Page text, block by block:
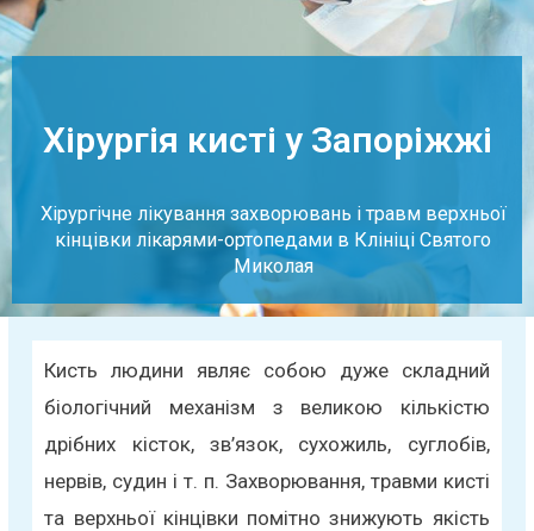
Хірургія кисті у Запоріжжі
Хірургічне лікування захворювань і травм верхньої
кінцівки лікарями-ортопедами в Клініці Святого
Миколая
Кисть людини являє собою дуже складний
біологічний механізм з великою кількістю
дрібних кісток, зв’язок, сухожиль, суглобів,
нервів, судин і т. п. Захворювання, травми кисті
та верхньої кінцівки помітно знижують якість